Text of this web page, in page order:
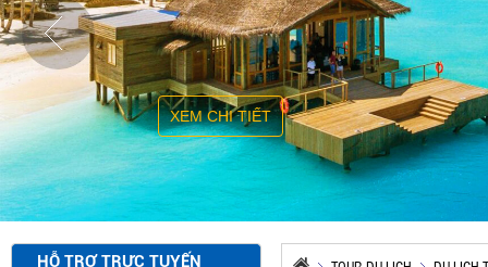
XEM CHI TIẾT
HỖ TRỢ TRỰC TUYẾN